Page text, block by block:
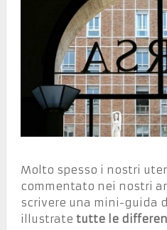
Molto spesso i nostri
commentato nei nostri
scrivere una mini-guida
illustrate tutte le